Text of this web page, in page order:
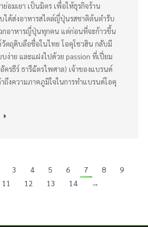
ย่อมเยา เป็นมิตร เพื่อให้ธุรกิจร้าน
ได้ส่งอาหารสไตล์ญี่ปุ่นรสชาติต้นตำรับ
กอาหารญี่ปุ่นทุกคน แต่ก่อนที่จะก้าวขึ้น
ตถุดิบลือชื่อในไทย โอคุโชวฮิน กลับมี
บง่าย และแฝงไปด้วย passion ที่เปี่ยม
รธีร์ ธารีฉัตรไพศาล) เจ้าของแบรนด์
ถึงความภาคภูมิใจในการทำแบรนด์โอคุ
3 4 5 6 7 8
9
11 12 13 14 →